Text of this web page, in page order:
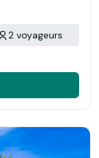
2 voyageurs